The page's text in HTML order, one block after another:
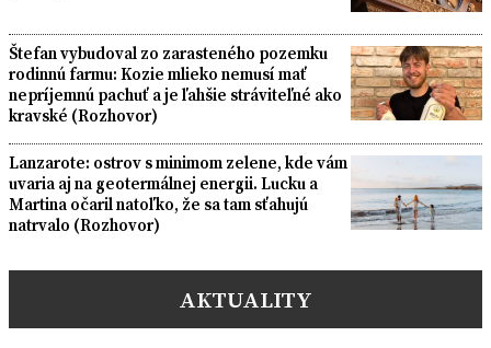
Štefan vybudoval zo zarasteného pozemku
rodinnú farmu: Kozie mlieko nemusí mať
nepríjemnú pachuť a je ľahšie stráviteľné ako
kravské (Rozhovor)
Lanzarote: ostrov s minimom zelene, kde vám
uvaria aj na geotermálnej energii. Lucku a
Martina očaril natoľko, že sa tam sťahujú
natrvalo (Rozhovor)
AKTUALITY